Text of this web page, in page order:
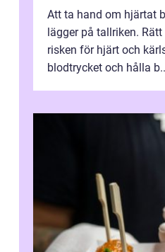
Att ta hand om hjärtat
lägger på tallriken.
risken för hjärt och
blodtrycket och hålla